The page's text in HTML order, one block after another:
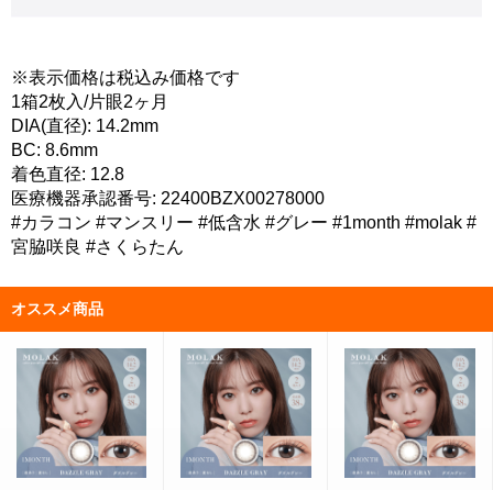
※表示価格は税込み価格です
1箱2枚入/片眼2ヶ月
DIA(直径): 14.2mm
BC: 8.6mm
着色直径: 12.8
医療機器承認番号: 22400BZX00278000
#カラコン #マンスリー #低含水 #グレー #1month #molak #
宮脇咲良 #さくらたん
オススメ商品